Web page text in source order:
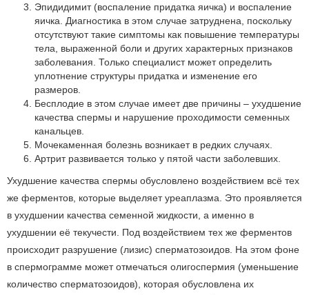
Эпидидимит (воспаление придатка яичка) и воспаление
яичка. Диагностика в этом случае затруднена, поскольку
отсутствуют такие симптомы как повышение температуры
тела, выраженной боли и других характерных признаков
заболевания. Только специалист может определить
уплотнение структуры придатка и изменение его
размеров.
Бесплодие в этом случае имеет две причины – ухудшение
качества спермы и нарушение проходимости семенных
канальцев.
Мочекаменная болезнь возникает в редких случаях.
Артрит развивается только у пятой части заболевших.
Ухудшение качества спермы обусловлено воздействием всё тех
же ферментов, которые выделяет уреаплазма. Это проявляется
в ухудшении качества семенной жидкости, а именно в
ухудшении её текучести. Под воздействием тех же ферментов
происходит разрушение (лизис) сперматозоидов. На этом фоне
в спермограмме может отмечаться олигоспермия (уменьшение
количество сперматозоидов), которая обусловлена их